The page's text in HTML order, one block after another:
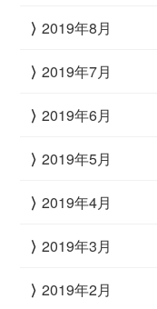
2019年8月
2019年7月
2019年6月
2019年5月
2019年4月
2019年3月
2019年2月